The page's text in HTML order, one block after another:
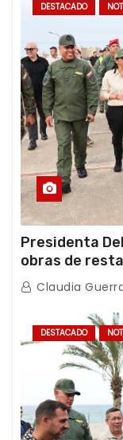
DESTACADO
Presidenta
obras de
afectaciones
Claudia
DESTACADO